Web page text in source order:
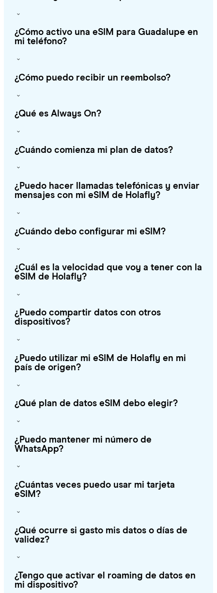
¿Cómo activo una eSIM para Guadalupe en
mi teléfono?
¿Cómo puedo recibir un reembolso?
¿Qué es Always On?
¿Cuándo comienza mi plan de datos?
¿Puedo hacer llamadas telefónicas y enviar
mensajes con mi eSIM de Holafly?
¿Cuándo debo configurar mi eSIM?
¿Cuál es la velocidad que voy a tener con la
eSIM de Holafly?
¿Puedo compartir datos con otros
dispositivos?
¿Puedo utilizar mi eSIM de Holafly en mi
país de origen?
¿Qué plan de datos eSIM debo elegir?
¿Puedo mantener mi número de
WhatsApp?
¿Cuántas veces puedo usar mi tarjeta
eSIM?
¿Qué ocurre si gasto mis datos o días de
validez?
¿Tengo que activar el roaming de datos en
mi dispositivo?